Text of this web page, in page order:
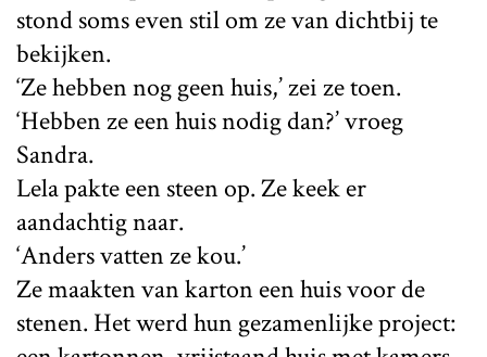
stond soms even stil om ze van dichtbij te
bekijken.
‘Ze hebben nog geen huis,’ zei ze toen.
‘Hebben ze een huis nodig dan?’ vroeg
Sandra.
Lela pakte een steen op. Ze keek er
aandachtig naar.
‘Anders vatten ze kou.’
Ze maakten van karton een huis voor de
stenen. Het werd hun gezamenlijke project: